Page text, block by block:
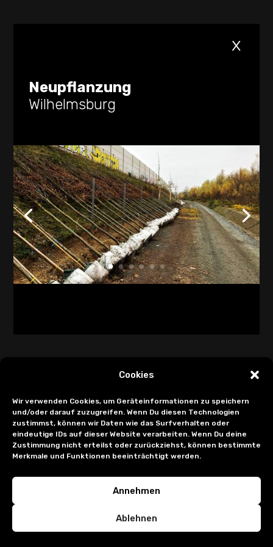
Cookies
Wir verwenden Cookies, um Geräteinformationen zu speichern
und/oder darauf zuzugreifen. Wenn Du diesen Technologien
zustimmst, können wir Daten wie das Surfverhalten oder
eindeutige IDs auf dieser Website verarbeiten. Wenn Du deine
Zustimmung nicht erteilst oder zurückziehst, können bestimmte
Merkmale und Funktionen beeinträchtigt werden.
Annehmen
Ablehnen
x
Neupflanzung
Wilhelmsburg